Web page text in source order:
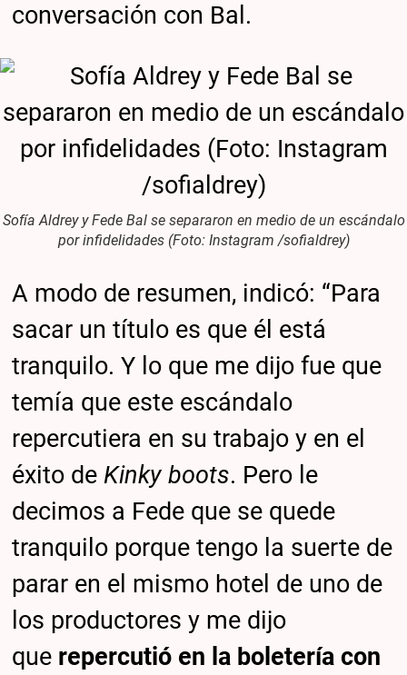
conversación con Bal.
Sofía Aldrey y Fede Bal se separaron en medio de un escándalo
por infidelidades (Foto: Instagram /sofialdrey)
A modo de resumen, indicó: “Para
sacar un título es que él está
tranquilo. Y lo que me dijo fue que
temía que este escándalo
repercutiera en su trabajo y en el
éxito deKinky boots. Pero le
decimos a Fede que se quede
tranquilo porque tengo la suerte de
parar en el mismo hotel de uno de
los productores y me dijo
que repercutió en la boletería con